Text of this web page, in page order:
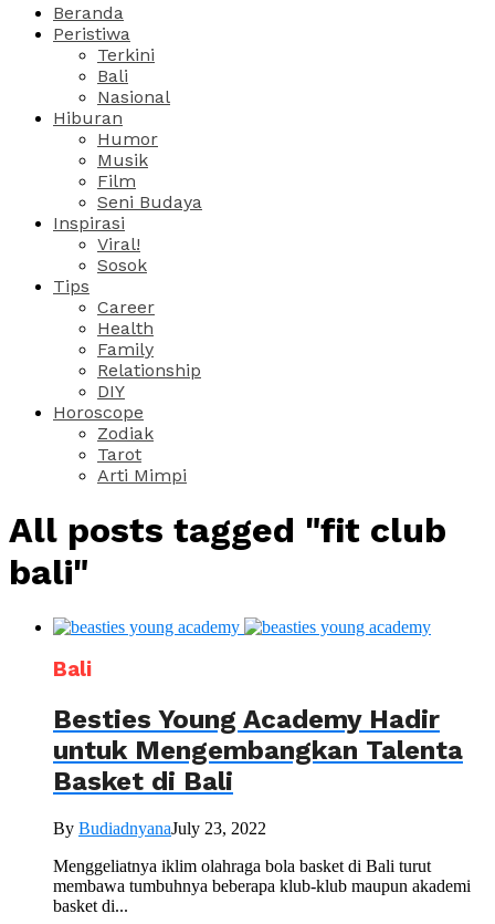
Beranda
Peristiwa
Terkini
Bali
Nasional
Hiburan
Humor
Musik
Film
Seni Budaya
Inspirasi
Viral!
Sosok
Tips
Career
Health
Family
Relationship
DIY
Horoscope
Zodiak
Tarot
Arti Mimpi
All posts tagged "fit club
bali"
Bali
Besties Young Academy Hadir
untuk Mengembangkan Talenta
Basket di Bali
By BudiadnyanaJuly 23, 2022
Menggeliatnya iklim olahraga bola basket di Bali turut
membawa tumbuhnya beberapa klub-klub maupun akademi
basket di...